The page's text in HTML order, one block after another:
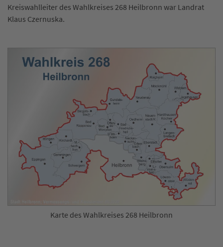
Kreiswahlleiter des Wahlkreises 268 Heilbronn war Landrat
Klaus Czernuska.
Karte des Wahlkreises 268 Heilbronn